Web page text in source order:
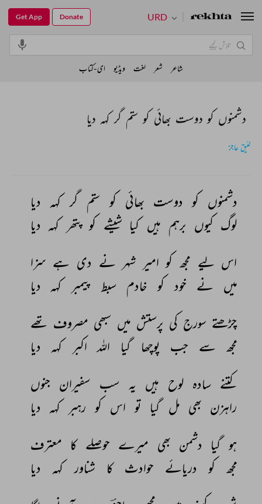
دشمنوں کو دوست بھائی کو ستم گر کہہ دیا
لئیق عاجز
دشمنوں کو دوست بھائی کو ستم گر کہہ دیا
لوگ کیوں برہم ہیں کیا شیشے کو پتھر کہہ دیا
اس لیے مجھ کو امیر شہر نے دی ہے سزا
میں نے خود کو خادم سبط پیمبر کہہ دیا
چڑھتے سورج کی پرستش میں سبھی مصروف تھے
مجھ سے جب پوچھا گیا اللہ اکبر کہہ
دیا
کتنے سادہ لوح ہیں یہ سب سفیران جنوں
راہزن بھی مل گیا تو اس کو رہبر کہہ دیا
ہو گیا دشمن بھی میرے حوصلے کا معترف
مجھ
کو دریائے حوادث کا شناور کہہ
دیا
URD
Get App Donate
شاعر شعر لغت ویڈیو ای-کتاب